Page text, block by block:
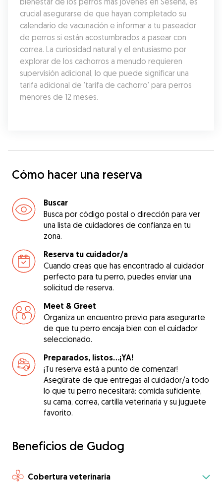
crucial asegurarse de que hayan completado su
calendario de vacunación e informar a tu paseador
de perros si están acostumbrados a pasear con
correa. La curiosidad natural y el entusiasmo por
explorar de los cachorros a menudo requieren
supervisión adicional, lo que puede significar una
tarifa adicional de 'tarifa de cachorro' para perros
menores de 12 meses.
Cómo hacer una reserva
Buscar
Busca por código postal o dirección para ver
una lista de cuidadores de confianza en tu
zona.
Reserva tu cuidador/a
Cuando creas que has encontrado al cuidador
perfecto para tu perro, puedes enviar una
solicitud de reserva.
Meet & Greet
Organiza un encuentro previo para asegurarte
de que tu perro encaja bien con el cuidador
seleccionado.
Preparados, listos...¡YA!
¡Tu reserva está a punto de comenzar!
Asegúrate de que entregas al cuidador/a todo
lo que tu perro necesitará: comida suficiente,
su cama, correa, cartilla veterinaria y su juguete
favorito.
Beneficios de Gudog
Cobertura veterinaria